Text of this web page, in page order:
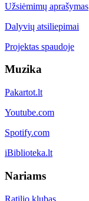
Užsiėmimų aprašymas
Dalyvių atsiliepimai
Projektas spaudoje
Muzika
Pakartot.lt
Youtube.com
Spotify.com
iBiblioteka.lt
Nariams
Ratilio klubas